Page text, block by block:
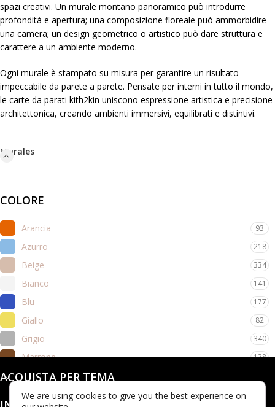
Murales
COLORE
Arancia 93
Azurro 218
Beige 334
Bianco 141
Blu 177
Giallo 82
Grigio 340
Marrone 138
Nero
Rosa
spazi creativi. Un murale montano panoramico può introdurre
profondità e apertura; una composizione floreale può ammorbidire
una camera; un design geometrico o artistico può dare struttura e
carattere a un ambiente moderno.
Ogni murale è stampato su misura per garantire un risultato
impeccabile da parete a parete. Pensate per interni in tutto il mondo,
le carte da parati kith2kin uniscono espressione artistica e precisione
architettonica, creando ambienti immersivi, equilibrati e distintivi.
ACQUISTA PER TEMA
We are using cookies to give you the best experience on